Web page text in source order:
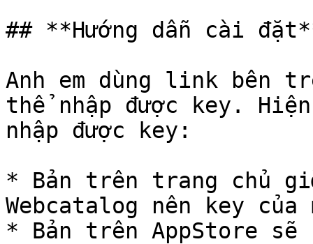
## **Hướng dẫn cài
Anh em dùng link bên
thể nhập được key.
nhập được key:
* Bản trên trang chủ
Webcatalog nên key của
* Bản trên AppStore